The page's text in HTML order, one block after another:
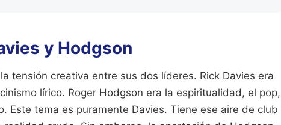
y Hodgson
tensión creativa entre sus dos líderes. Rick Davies era
lírico. Roger Hodgson era la espiritualidad, el pop,
Este tema es puramente Davies. Tiene ese aire de club